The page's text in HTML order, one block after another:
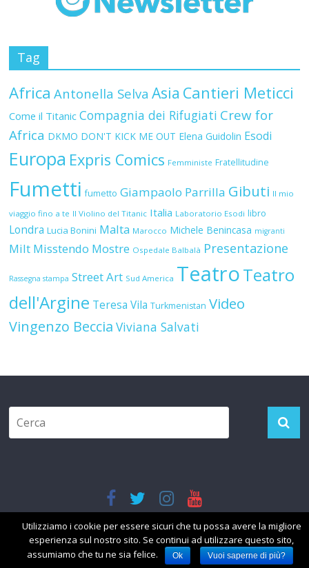
Tag
Africa Antonella Selva Asia Cantieri Meticci
Come il Titanic Compagnia dei Rifugiati Crew for
Africa DKMO DON'T KICK ME OUT Elena Guidolin Esodi
Europa Expris Comics Femministe Fratellitudine
Fumetti fumetto Giampaolo Parrilla Gibuti Il mio
viaggio fino a te Il Violino del Titanic Italia Laboratorio Esodi libro
Londra Lucia Bonini Malta Marocco Michele Benincasa migranti
Milt Misstendo Mostre Ospedale Balbalà Presentazione
Rassegna stampa Street Art Sud America TeatroTeatro
dell'Argine Teresa Vila Turkmenistan Video
Vingenzo Beccia Viviana Salvati
Theme: ColorMag byThemeGrill. Powered by WordPress.
Utilizziamo i cookie per essere sicuri che tu possa avere la migliore
esperienza sul nostro sito. Se continui ad utilizzare questo sito,
assumiamo che tu ne sia felice.
Ok Vuoi saperne di più?